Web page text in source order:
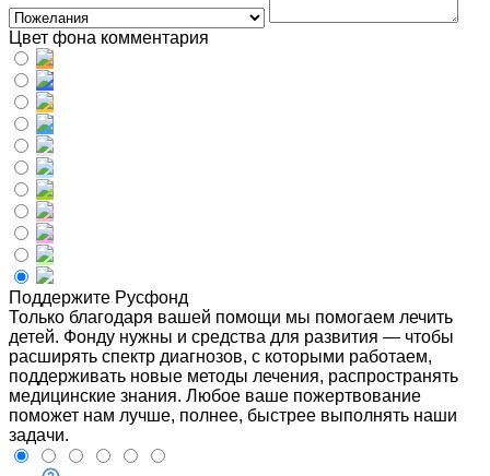
Цвет фона комментария
Поддержите Русфонд
Только благодаря вашей помощи мы помогаем лечить
детей. Фонду нужны и средства для развития — чтобы
расширять спектр диагнозов, с которыми работаем,
поддерживать новые методы лечения, распространять
медицинские знания. Любое ваше пожертвование
поможет нам лучше, полнее, быстрее выполнять наши
задачи.